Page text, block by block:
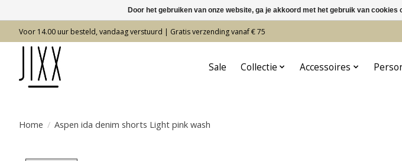
Voor 14.00 uur besteld, vandaag verstuurd | Gratis verzending vanaf € 75
Sale Collectie Accessoires
Home / Aspen ida denim shorts Light pink wash
Door het gebruiken van onze website, ga je akkoord met het gebruik van cookies